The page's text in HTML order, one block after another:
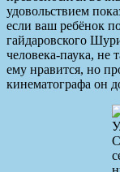
удовольствием
если ваш ребёнок
гайдаровского
человека-паука, не
ему нравится, но
кинематографа он